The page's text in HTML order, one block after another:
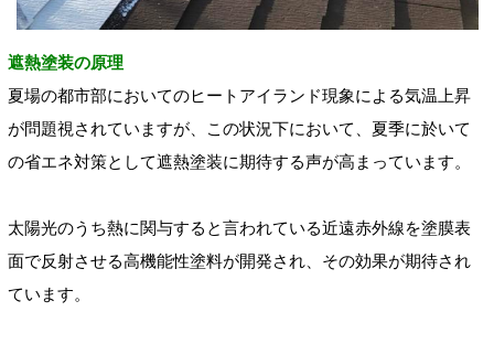
遮熱塗装の原理
夏場の都市部においてのヒートアイランド現象による気温上昇
が問題視されていますが、この状況下において、夏季に於いて
の省エネ対策として遮熱塗装に期待する声が高まっています。
太陽光のうち熱に関与すると言われている近遠赤外線を塗膜表
面で反射させる高機能性塗料が開発され、その効果が期待され
ています。